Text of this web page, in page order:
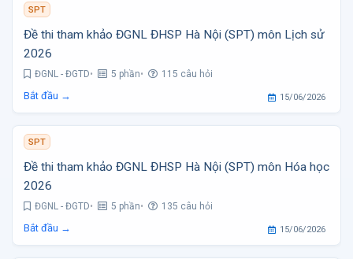
SPT
Đề thi tham khảo ĐGNL ĐHSP Hà Nội (SPT) môn Lịch sử
2026
ĐGNL - ĐGTD 5 phần 115 câu hỏi
Bắt đầu → 15/06/2026
SPT
Đề thi tham khảo ĐGNL ĐHSP Hà Nội (SPT) môn Hóa học
2026
ĐGNL - ĐGTD 5 phần 135 câu hỏi
Bắt đầu → 15/06/2026